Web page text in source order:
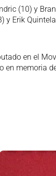
(10) y
y Erik
en el
en memoria